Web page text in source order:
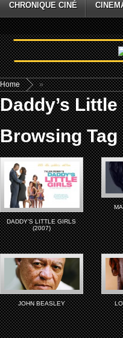
CHRONIQUE CINÉ
Home »
Daddy’s
Browsing
DADDY’S LITTLE GIRLS
(2007)
JOHN BEASLEY